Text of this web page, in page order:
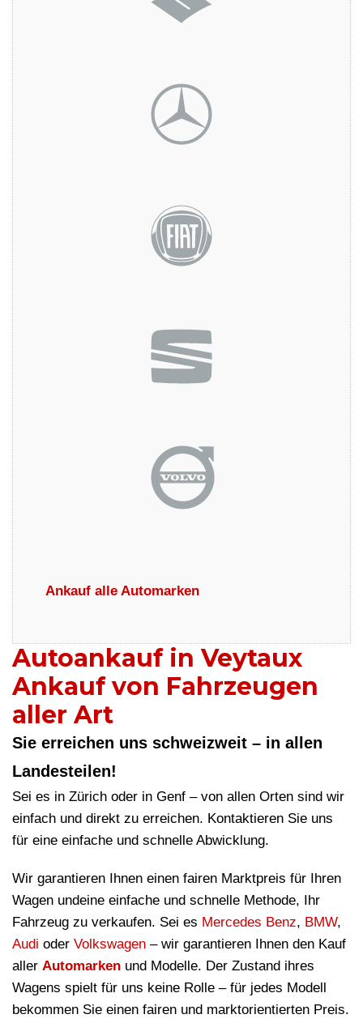
Ankauf alle Automarken
Autoankauf in Veytaux
Ankauf von Fahrzeugen
aller Art
Sie erreichen uns schweizweit – in allen
Landesteilen!
Sei es in Zürich oder in Genf – von allen Orten sind wir
einfach und direkt zu erreichen. Kontaktieren Sie uns
für eine einfache und schnelle Abwicklung.
Wir garantieren Ihnen einen fairen Marktpreis für Ihren
Wagen undeine einfache und schnelle Methode, Ihr
Fahrzeug zu verkaufen. Sei es Mercedes Benz, BMW,
Audi oder Volkswagen – wir garantieren Ihnen den Kauf
aller Automarken und Modelle. Der Zustand ihres
Wagens spielt für uns keine Rolle – für jedes Modell
bekommen Sie einen fairen und marktorientierten Preis.